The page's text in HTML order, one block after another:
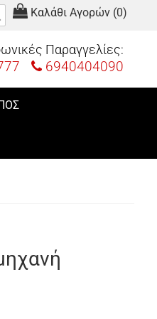
Καλάθι Αγορών (0)
Παραγγελίες:
6940404090